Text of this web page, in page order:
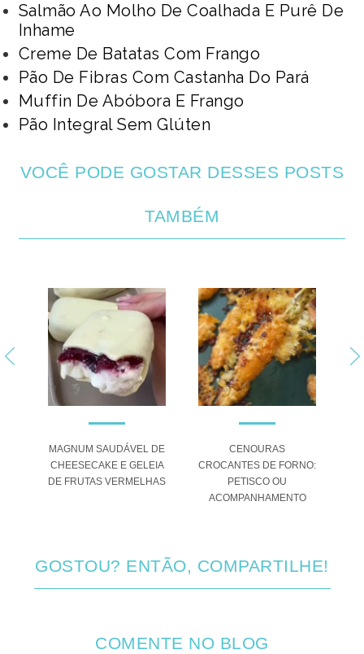
Salmão Ao Molho De Coalhada E Purê De
Inhame
Creme De Batatas Com Frango
Pão De Fibras Com Castanha Do Pará
Muffin De Abóbora E Frango
Pão Integral Sem Glúten
VOCÊ PODE GOSTAR DESSES POSTS
TAMBÉM
MAGNUM SAUDÁVEL DE
CHEESECAKE E GELEIA
DE FRUTAS VERMELHAS
CENOURAS
CROCANTES DE FORNO:
PETISCO OU
ACOMPANHAMENTO
GOSTOU? ENTÃO, COMPARTILHE!
COMENTE NO BLOG